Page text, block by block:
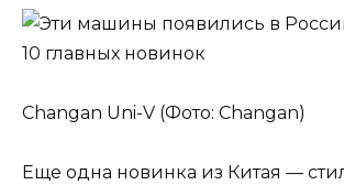
Changan Uni-V (Фото: Changan)
Еще одна новинка из Китая —